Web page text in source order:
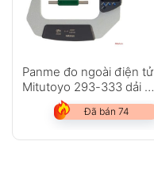
Panme đo ngoài điện tử
Mitutoyo 293-333 dải đo
75-100mm
Đã bán 74